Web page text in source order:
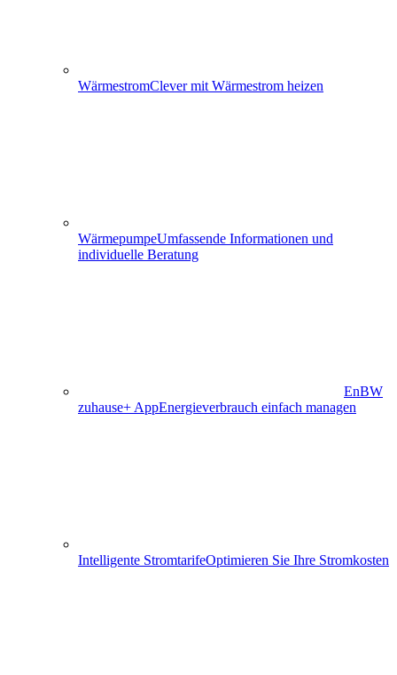
WärmestromClever mit Wärmestrom heizen
WärmepumpeUmfassende Informationen und
individuelle Beratung
EnBW
zuhause+ AppEnergieverbrauch einfach managen
Intelligente StromtarifeOptimieren Sie Ihre Stromkosten